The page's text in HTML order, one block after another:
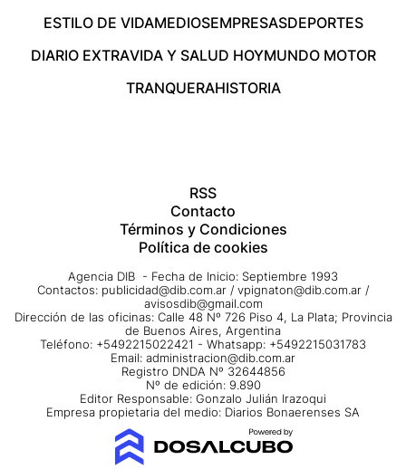
ESTILO DE VIDAMEDIOSEMPRESASDEPORTES
DIARIO EXTRAVIDA Y SALUD HOYMUNDO MOTOR
TRANQUERAHISTORIA
RSS
Contacto
Términos y Condiciones
Política de cookies
Agencia DIB - Fecha de Inicio: Septiembre 1993
Contactos: publicidad@dib.com.ar / vpignaton@dib.com.ar /
avisosdib@gmail.com
Dirección de las oficinas: Calle 48 Nº 726 Piso 4, La Plata; Provincia
de Buenos Aires, Argentina
Teléfono: +5492215022421 - Whatsapp: +5492215031783
Email: administracion@dib.com.ar
Registro DNDA Nº 32644856
Nº de edición: 9.890
Editor Responsable: Gonzalo Julián Irazoqui
Empresa propietaria del medio: Diarios Bonaerenses SA